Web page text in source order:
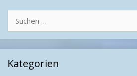
Suchen
nach:
Kategorien